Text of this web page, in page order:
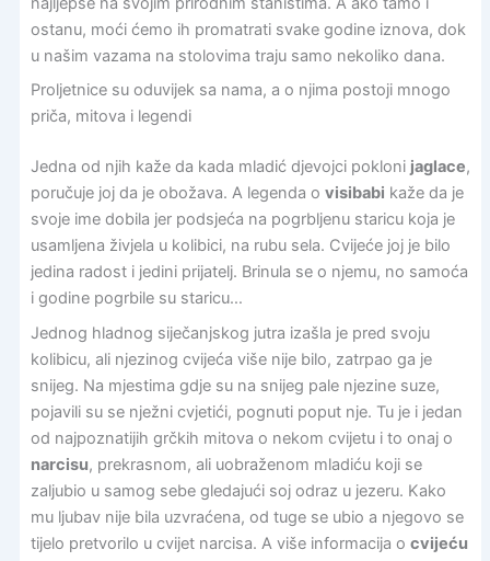
ostanu, moći ćemo ih promatrati svake godine iznova, dok
u našim vazama na stolovima traju samo nekoliko dana.
Proljetnice su oduvijek sa nama, a o njima postoji mnogo
priča, mitova i legendi
Jedna od njih kaže da kada mladić djevojci pokloni jaglace,
poručuje joj da je obožava. A legenda o visibabi kaže da je
svoje ime dobila jer podsjeća na pogrbljenu staricu koja je
usamljena živjela u kolibici, na rubu sela. Cvijeće joj je bilo
jedina radost i jedini prijatelj. Brinula se o njemu, no samoća
i godine pogrbile su staricu…
Jednog hladnog siječanjskog jutra izašla je pred svoju
kolibicu, ali njezinog cvijeća više nije bilo, zatrpao ga je
snijeg. Na mjestima gdje su na snijeg pale njezine suze,
pojavili su se nježni cvjetići, pognuti poput nje. Tu je i jedan
od najpoznatijih grčkih mitova o nekom cvijetu i to onaj o
narcisu, prekrasnom, ali uobraženom mladiću koji se
zaljubio u samog sebe gledajući soj odraz u jezeru. Kako
mu ljubav nije bila uzvraćena, od tuge se ubio a njegovo se
tijelo pretvorilo u cvijet narcisa. A više informacija o cvijeću